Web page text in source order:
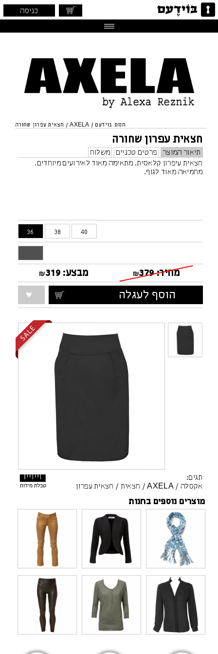
כניסה
חנות בוידעם /
AXELA
/ חצאית עפרון שחורה
חצאית עפרון שחורה
תיאור המוצר פרטים טכניים
משלוח
חצאית עיפרון קלאסית. מתאימה מאוד לאירועים מיוחדים.
מחמיאה מאוד לגוף.
36 38 40
מחיר: ₪379 מבצע: ₪319
הוסף לעגלה
תגים:
אקסלה /
AXELA
/ חצאית / חצאית עפרון
מוצרים נוספים בחנות